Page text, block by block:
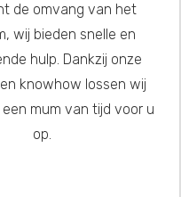
de omvang van het
wij bieden snelle en
hulp. Dankzij onze
knowhow lossen wij
mum van tijd voor u
op.